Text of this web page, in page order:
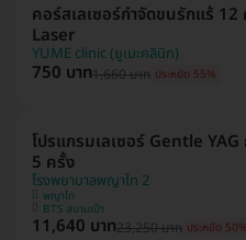
คอร์สเลเซอร์กำจัดขนรักแร้
Laser
YUME clinic (ยูเมะคลินิก)
750 บาท1,660 บาท ประหยัด 55%
โปรแกรมเลเซอร์ Gentle
5 ครั้ง
โรงพยาบาลพญาไท 2
พญาไท
BTS สนามเป้า
11,640 บาท23,250 บาท ประหยัด 50%